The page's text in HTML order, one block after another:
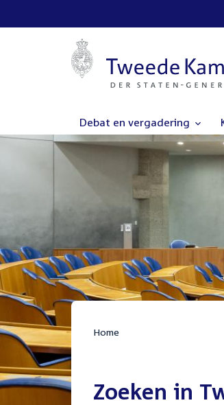
Debat en vergadering
Home
Zoeken in